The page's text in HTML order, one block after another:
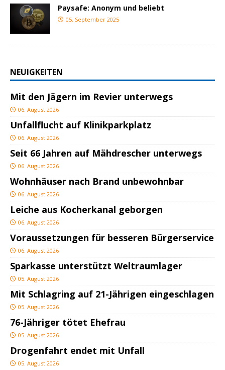
Paysafe: Anonym und beliebt
05. September 2025
NEUIGKEITEN
Mit den Jägern im Revier unterwegs
06. August 2026
Unfallflucht auf Klinikparkplatz
06. August 2026
Seit 66 Jahren auf Mähdrescher unterwegs
06. August 2026
Wohnhäuser nach Brand unbewohnbar
06. August 2026
Leiche aus Kocherkanal geborgen
06. August 2026
Voraussetzungen für besseren Bürgerservice
06. August 2026
Sparkasse unterstützt Weltraumlager
05. August 2026
Mit Schlagring auf 21-Jährigen eingeschlagen
05. August 2026
76-Jähriger tötet Ehefrau
05. August 2026
Drogenfahrt endet mit Unfall
05. August 2026